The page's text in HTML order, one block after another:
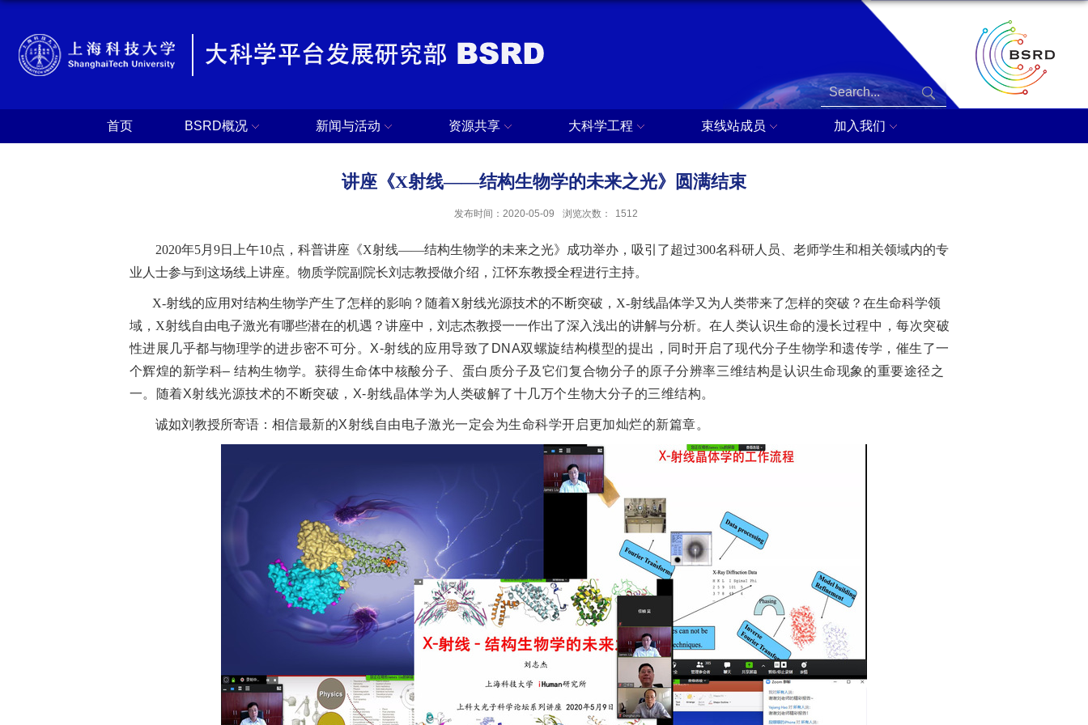
首页 BSRD概况 新闻与活动 资源共享 大科学工程 束线站成员 加入我们
讲座《X射线——结构生物学的未来之光》圆满结束
发布时间：2020-05-09 浏览次数： 1512
2020年5月9日上午10点，科普讲座《X射线——结构生物学的未来之光》成功举办，吸引了超过300名科研人员、老师学生和相关领域内的专
业人士参与到这场线上讲座。物质学院副院长刘志教授做介绍，江怀东教授全程进行主持。
X-射线的应用对结构生物学产生了怎样的影响？ 随着X射线光源技术的不断突破，X-射线晶体学又为人类带来了怎样的突破？在生命科学领
域， X射线自由电子激光有哪些潜在的机遇？讲座中，刘志杰教授一一作出了深入浅出的讲解与分析。 在人类认识生命的漫长过程中，每次突破
性进展几乎都与物理学的进步密不可分。X-射线的应用导致了DNA双螺旋结构模型的提出，同时开启了现代分子生物学和遗传学，催生了一
个辉煌的新学科– 结构生物学。获得生命体中核酸分子、蛋白质分子及它们复合物分子的原子分辨率三维结构是认识生命现象的重要途径之
一。随着X射线光源技术的不断突破，X-射线晶体学为人类破解了十几万个生物大分子的三维结构。
诚如刘教授所寄语： 相信最新的X射线自由电子激光一定会为生命科学开启更加灿烂的新篇章。